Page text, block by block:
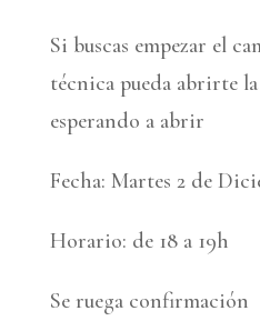
Si buscas empezar el
técnica pueda abrirte la
esperando a abrir
Fecha: Martes 2 de
Horario: de 18 a 19h
Se ruega confirmación